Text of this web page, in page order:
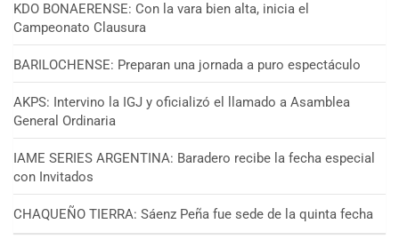
KDO BONAERENSE: Con la vara bien alta, inicia el
Campeonato Clausura
BARILOCHENSE: Preparan una jornada a puro espectáculo
AKPS: Intervino la IGJ y oficializó el llamado a Asamblea
General Ordinaria
IAME SERIES ARGENTINA: Baradero recibe la fecha especial
con Invitados
CHAQUEÑO TIERRA: Sáenz Peña fue sede de la quinta fecha